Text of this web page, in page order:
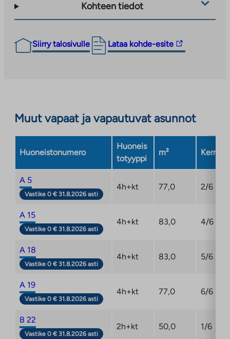
Kohteen tiedot
Siirry talosivulle Lataa kohde-esite
Linkki
vie
uuteen
Muut vapaat ja vapautuvat asunnot
Huoneistonumero
Huoneis
totyyppi
m² Kerros
A 5
Vastike 0 € 31.8.2026 asti
4h+kt 77,0 2/6
A 15
Vastike 0 € 31.8.2026 asti
4h+kt 83,0 4/6
A 18
Vastike 0 € 31.8.2026 asti
4h+kt 83,0 5/6
A 19
Vastike 0 € 31.8.2026 asti
4h+kt 77,0 6/6
B 22
Vastike 0 € 31.8.2026 asti
2h+kt 50,0 1/6